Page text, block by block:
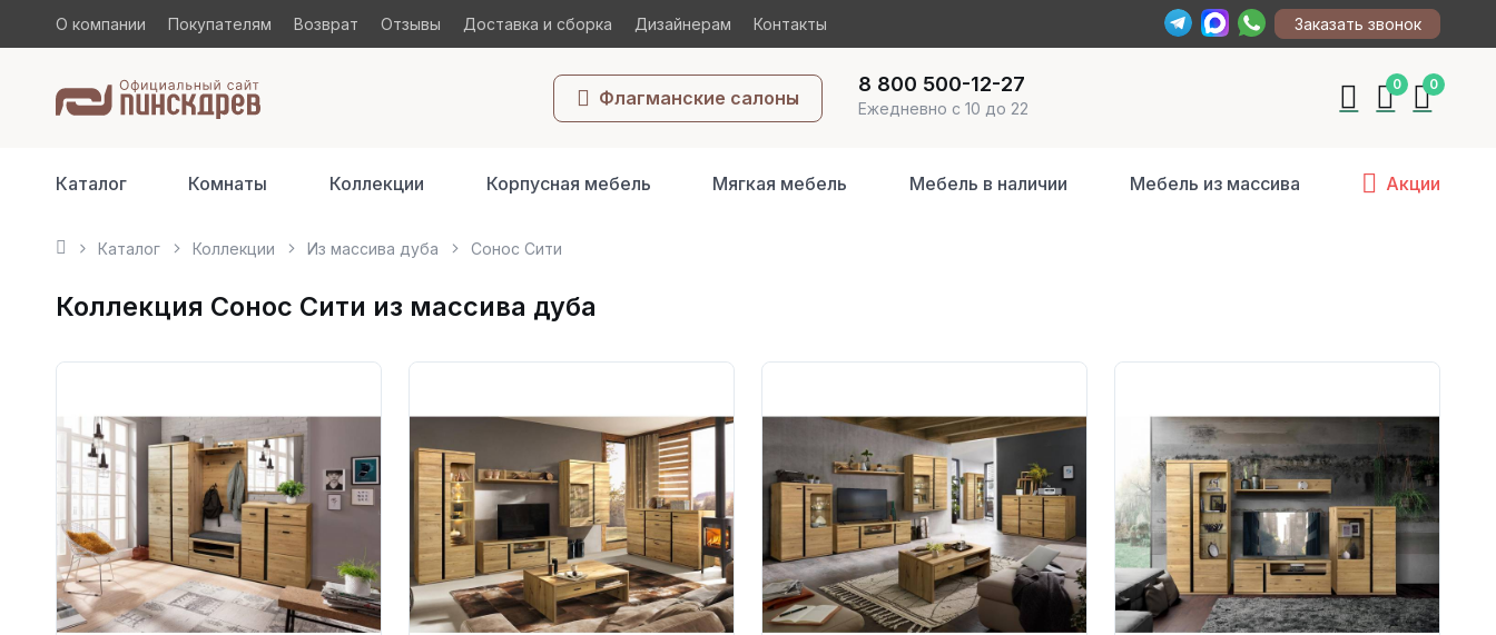
О компании Покупателям Возврат Отзывы Доставка и сборка Дизайнерам Контакты Заказать звонок
Флагманские салоны
8 800 500-12-27
Ежедневно с 10 до 22
0 0
Каталог Комнаты Коллекции Корпусная мебель Мягкая мебель Мебель в наличии Мебель из массива Акции
Каталог Коллекции Из массива дуба Сонос Сити
Коллекция Сонос Сити из массива дуба